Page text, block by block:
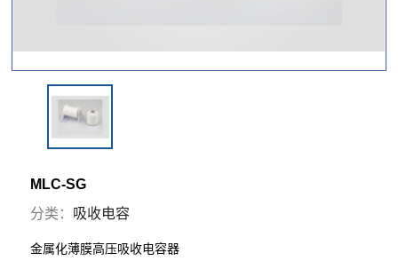
MLC-SG
分类： 吸收电容
金属化薄膜高压吸收电容器